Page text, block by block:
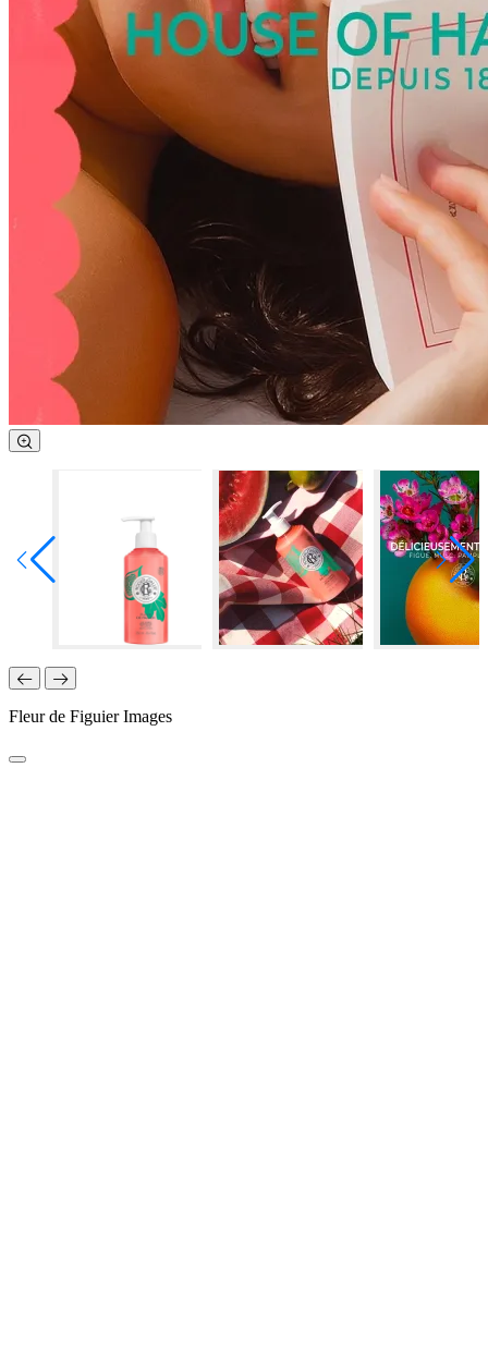
Fleur de Figuier Images